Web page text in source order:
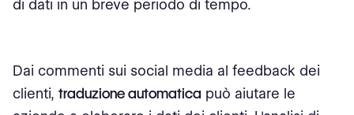
di dati in un breve periodo di tempo.
Dai commenti sui social media al feedback dei
clienti, traduzione automatica può aiutare le